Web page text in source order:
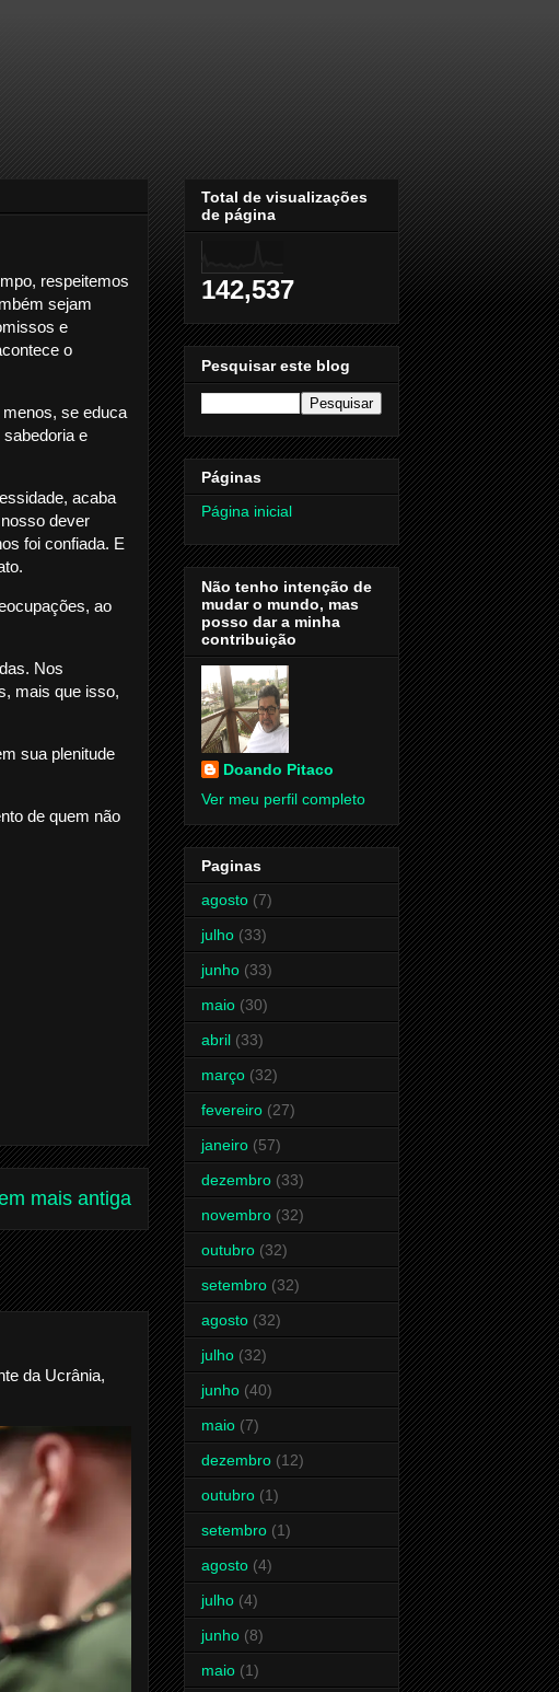
respeitemos
sejam
e
o
se educa
e
acaba
dever
foi confiada. E
ao
Nos
mais que isso,
sua plenitude
de quem não
mais antiga
da Ucrânia,
Total de visualizações
de página
142,537
Pesquisar este blog
Páginas
Página inicial
Não tenho intenção de
mudar o mundo, mas
posso dar a minha
contribuição
Doando Pitaco
Ver meu perfil completo
Paginas
agosto (7)
julho (33)
junho (33)
maio (30)
abril (33)
março (32)
fevereiro (27)
janeiro (57)
dezembro (33)
novembro (32)
outubro (32)
setembro (32)
agosto (32)
julho (32)
junho (40)
maio (7)
dezembro (12)
outubro (1)
setembro (1)
agosto (4)
julho (4)
junho (8)
maio (1)